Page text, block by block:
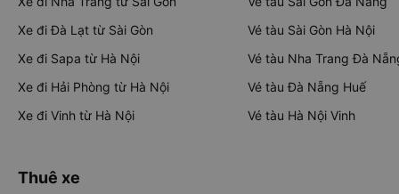
Xe đi Đà Lạt từ Sài Gòn
Xe đi Sapa từ Hà Nội
Xe đi Hải Phòng từ Hà Nội
Xe đi Vinh từ Hà Nội
Vé tàu Sài Gòn Hà Nội
Vé tàu Nha Trang Đà
Vé tàu Đà Nẵng Huế
Vé tàu Hà Nội Vinh
Thuê xe